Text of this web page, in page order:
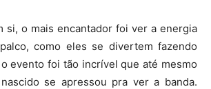
si, o mais encantador foi ver a energia
como eles se divertem fazendo
evento foi tão incrível que até mesmo
se apressou pra ver a banda.